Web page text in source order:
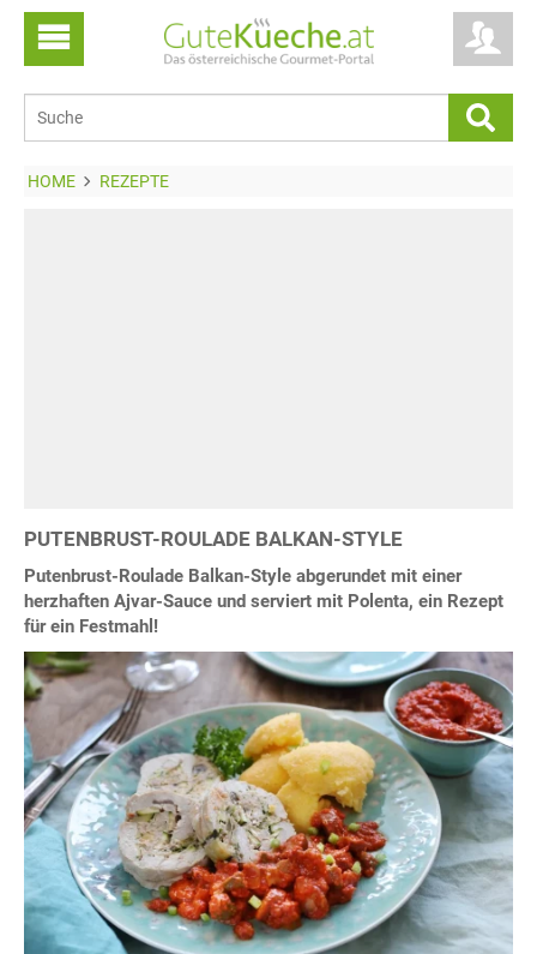
HOME REZEPTE
PUTENBRUST-ROULADE BALKAN-STYLE
Putenbrust-Roulade Balkan-Style abgerundet mit einer
herzhaften Ajvar-Sauce und serviert mit Polenta, ein Rezept
für ein Festmahl!